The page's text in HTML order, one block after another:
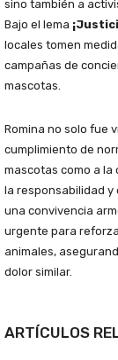
sino también a
Bajo el lema
locales tomen
campañas de
mascotas.
Romina no solo fue
cumplimiento de
mascotas como a la
la responsabilidad y
una convivencia
urgente para
animales,
dolor similar.
ARTÍCULOS